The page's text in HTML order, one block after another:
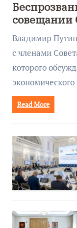
совещании
Владимир
с членами
которого
Read More